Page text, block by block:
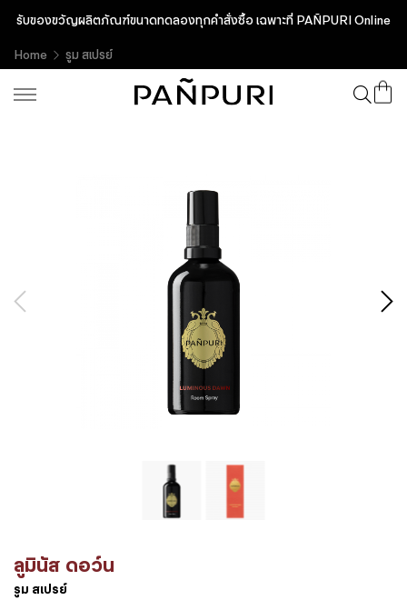
รับของขวัญผลิตภัณฑ์ขนาดทดลองทุกคำสั่งซื้อ เฉพาะที่ PAÑPURI Online
Home
รูม สเปรย์
ลูมินัส ดอว์น
รูม สเปรย์